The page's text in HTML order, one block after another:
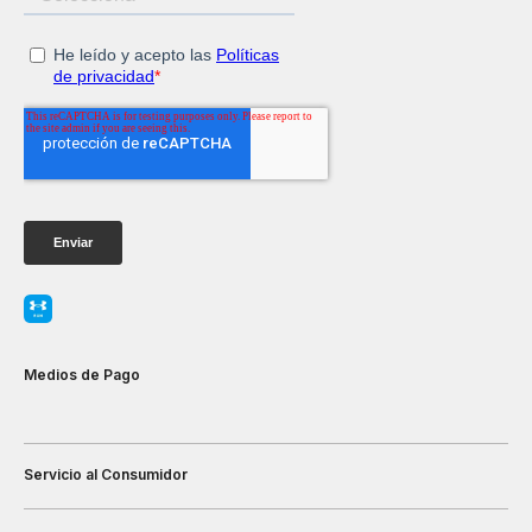
Medios de Pago
Servicio al Consumidor